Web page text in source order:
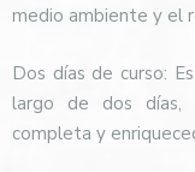
medio ambiente y el
Dos días de curso:
largo de dos días,
completa y